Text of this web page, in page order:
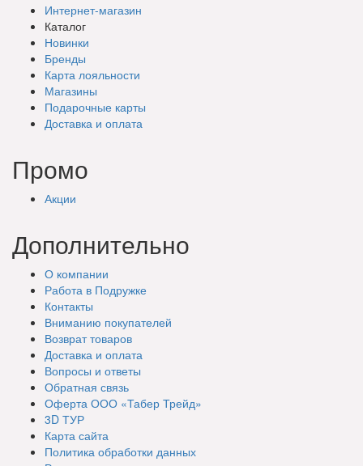
Интернет-магазин
Каталог
Новинки
Бренды
Карта лояльности
Магазины
Подарочные карты
Доставка и оплата
Промо
Акции
Дополнительно
О компании
Работа в Подружке
Контакты
Вниманию покупателей
Возврат товаров
Доставка и оплата
Вопросы и ответы
Обратная связь
Оферта ООО «Табер Трейд»
3D ТУР
Карта сайта
Политика обработки данных